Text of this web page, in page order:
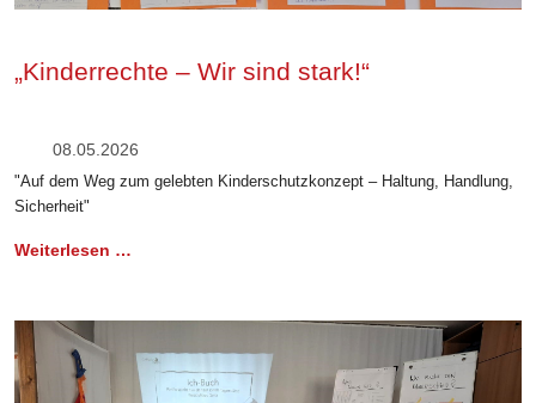
„Kinderrechte – Wir sind stark!“
08.05.2026
"Auf dem Weg zum gelebten Kinderschutzkonzept – Haltung, Handlung,
Sicherheit"
Weiterlesen …